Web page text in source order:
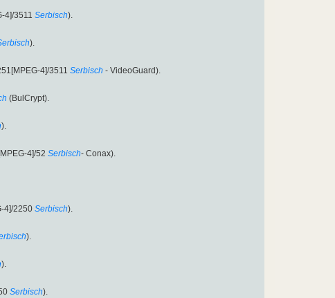
4]/3511 Serbisch).
).
4]/3511 Serbisch - VideoGuard).
(BulCrypt).
).
4]/52 Serbisch- Conax).
4]/2250 Serbisch).
).
).
Serbisch).